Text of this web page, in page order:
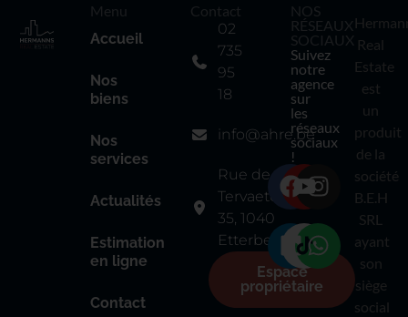
Menu
Accueil
Nos
biens
Nos
services
Actualités
Estimation
en ligne
Contact
Contact
02
735
95
18
info@ahre.be
Rue de
Tervaete
35, 1040
Etterbeek
Espace
propriétaire
NOS
RÉSEAUX
SOCIAUX
Suivez
notre
agence
sur
les
réseaux
sociaux
!
Real
Estate
est
un
produit
de la
société
B.E.H
SRL
ayant
son
siège
social